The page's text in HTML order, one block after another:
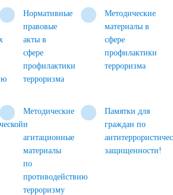
Нормативные
правовые
акты в
сфере
профилактики
терроризма
Методические
материалы в
сфере
профилактики
терроризма
Методические
и
агитационные
материалы
по
противодействию
терроризму
Памятки для
граждан по
защищенности!